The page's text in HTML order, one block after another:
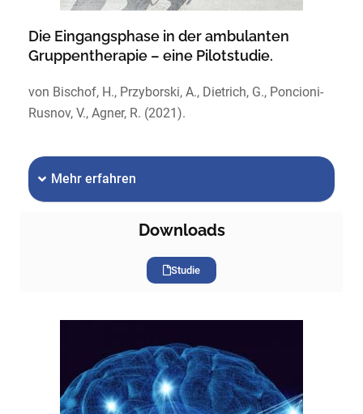
Die Eingangsphase in der ambulanten
Gruppentherapie – eine Pilotstudie.
von Bischof, H., Przyborski, A., Dietrich, G., Poncioni-
Rusnov, V., Agner, R. (2021).
Mehr erfahren
Downloads
Studie